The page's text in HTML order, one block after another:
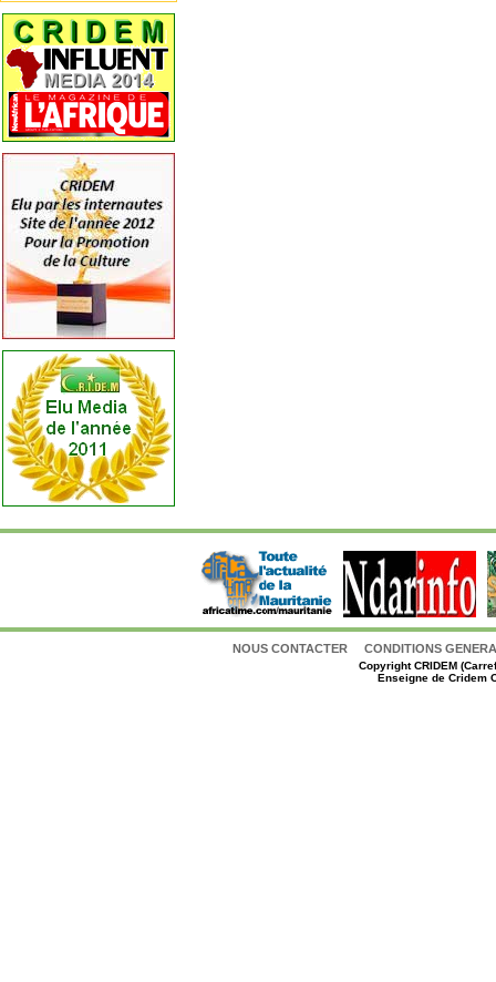
NOUS CONTACTER CONDITIONS
CopyrightCRIDEM
Enseigne de Cridem